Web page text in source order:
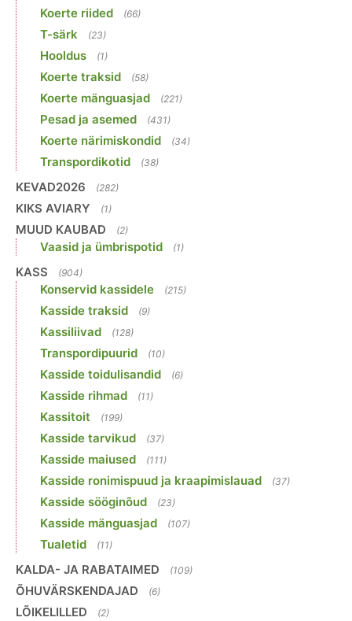
Koerte riided (66)
T-särk (23)
Hooldus (1)
Koerte traksid (58)
Koerte mänguasjad (221)
Pesad ja asemed (431)
Koerte närimiskondid (34)
Transpordikotid (38)
KEVAD2026 (282)
KIKS AVIARY (1)
MUUD KAUBAD (2)
Vaasid ja ümbrispotid (1)
KASS (904)
Konservid kassidele (215)
Kasside traksid (9)
Kassiliivad (128)
Transpordipuurid (10)
Kasside toidulisandid (6)
Kasside rihmad (11)
Kassitoit (199)
Kasside tarvikud (37)
Kasside maiused (111)
Kasside ronimispuud ja kraapimislauad (37)
Kasside sööginõud (23)
Kasside mänguasjad (107)
Tualetid (11)
KALDA- JA RABATAIMED (109)
ÕHUVÄRSKENDAJAD (6)
LÕIKELILLED (2)